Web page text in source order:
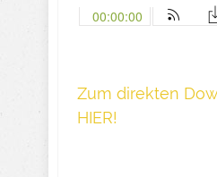
Z um direkte n
HIER!